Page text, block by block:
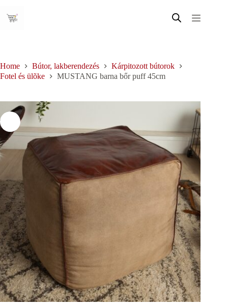
content
Home Bútor, lakberendezés
Kárpitozott bútorok
Fotel és ülõke
MUSTANG barna bőr puff 45cm